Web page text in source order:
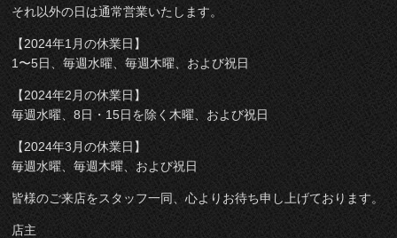
それ以外の日は通常営業いたします。
【2024年1月の休業日】
1〜5日、毎週水曜、毎週木曜、および祝日
【2024年2月の休業日】
毎週水曜、8日・15日を除く木曜、および祝日
【2024年3月の休業日】
毎週水曜、毎週木曜、および祝日
皆様のご来店をスタッフ一同、心よりお待ち申し上げております。
店主